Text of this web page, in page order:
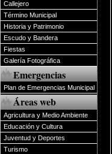
Callejero
Término Municipal
Historia y Patrimonio
Escudo y Bandera
Fiestas
Galería Fotográfica
Emergencias
Plan de Emergencias Municipal
Áreas web
Agricultura y Medio Ambiente
Educación y Cultura
Juventud y Deportes
Turismo